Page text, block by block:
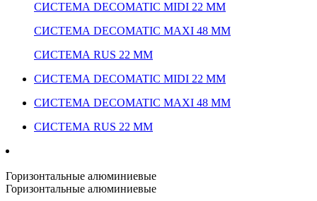
СИСТЕМА DECOMATIC MIDI 22 ММ
СИСТЕМА DECOMATIC MAXI 48 ММ
СИСТЕМА RUS 22 ММ
СИСТЕМА DECOMATIC MIDI 22 ММ
СИСТЕМА DECOMATIC MAXI 48 ММ
СИСТЕМА RUS 22 ММ
Горизонтальные алюминиевые
Горизонтальные алюминиевые